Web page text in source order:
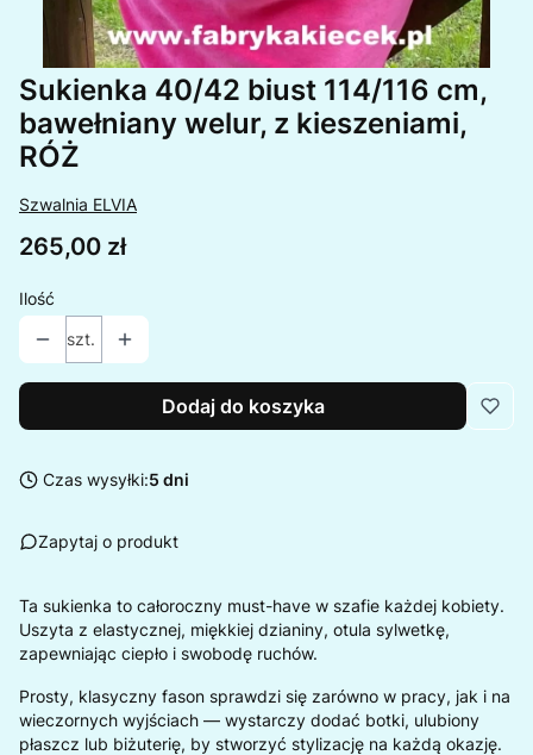
Sukienka 40/42 biust 114/116 cm,
bawełniany welur, z kieszeniami,
RÓŻ
Szwalnia ELVIA
Cena
265,00 zł
Ilość
szt.
Dodaj do koszyka
Czas wysyłki:5 dni
Zapytaj o produkt
Ta sukienka to całoroczny must-have w szafie każdej kobiety.
Uszyta z elastycznej, miękkiej dzianiny, otula sylwetkę,
zapewniając ciepło i swobodę ruchów.
Prosty, klasyczny fason sprawdzi się zarówno w pracy, jak i na
wieczornych wyjściach — wystarczy dodać botki, ulubiony
płaszcz lub biżuterię, by stworzyć stylizację na każdą okazję.